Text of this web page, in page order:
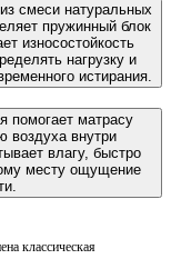
смеси натуральных
пружинный блок
износостойкость
нагрузку и
истирания.
помогает матрасу
воздуха внутри
влагу, быстро
месту ощущение
классическая